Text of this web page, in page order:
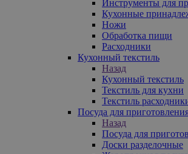
Инструменты для
Кухонные
Ножи
Обработка пищи
Расходники
Кухонный текстиль
Назад
Кухонный текстиль
Текстиль для кухни
Текстиль
Посуда для
Назад
Посуда для
Доски разделочные